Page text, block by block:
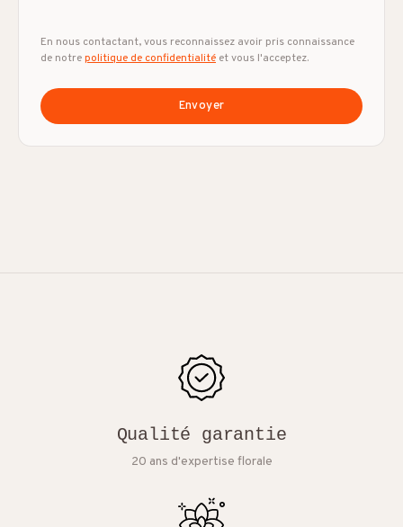
En nous contactant, vous reconnaissez avoir pris connaissance
de notrepolitique de confidentialité et vous l'acceptez.
Envoyer
Qualité garantie
20 ans d'expertise florale